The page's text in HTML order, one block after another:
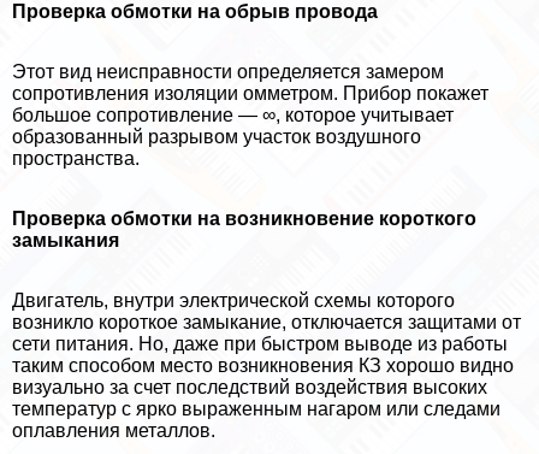
Проверка обмотки на обрыв провода
Этот вид неисправности определяется замером
сопротивления изоляции омметром. Прибор покажет
большое сопротивление — ∞, которое учитывает
образованный разрывом участок воздушного
прострaнcтва.
Проверка обмотки на возникновение короткого
замыкания
Двигатель, внутри электрической схемы которого
возникло короткое замыкание, отключается защитами от
сети питания. Но, даже при быстром выводе из работы
таким способом место возникновения КЗ хорошо видно
визуально за счет последствий воздействия высоких
температур с ярко выраженным нагаром или следами
оплавления металлов.